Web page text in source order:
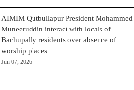
AIMIM Qutbullapur President Mohammed
Muneeruddin interact with locals of
Bachupally residents over absence of
worship places
Jun 07, 2026